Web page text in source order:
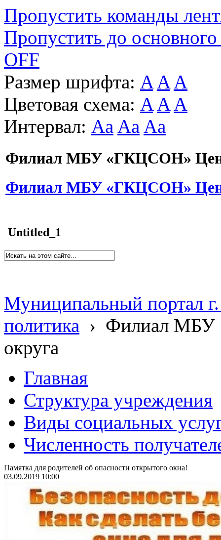
Пропустить команды
Пропустить до основного
OFF
Размер шрифта: A A A
Цветовая схема: A A A
Интервал: Aa Aa Aa
Филиал МБУ «ГКЦСОН»
Филиал МБУ «ГКЦСОН»
Untitled_1
Муниципальный портал
политика › Филиал МБУ
округа
Главная
Структура учреждения
Виды социальных
Численность
Памятка для родителей об опасности открытого окна!
03.09.2019 10:00